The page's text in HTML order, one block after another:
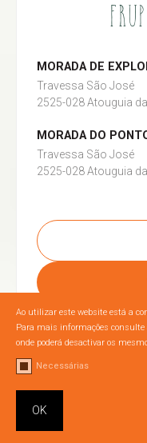
Ao utilizar este website está a
Para mais informações consulte
onde poderá desactivar os
Necessárias
OK
MORADA DE
Travessa São José
2525-028 Atouguia
MORADA DO
Travessa São José
2525-028 Atouguia